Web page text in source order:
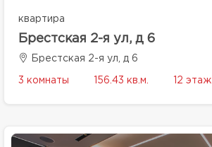
квартира
Брестская 2-я ул, д 6
Брестская 2-я ул, д 6
3 комнаты 156.43 кв.м. 12 этаж